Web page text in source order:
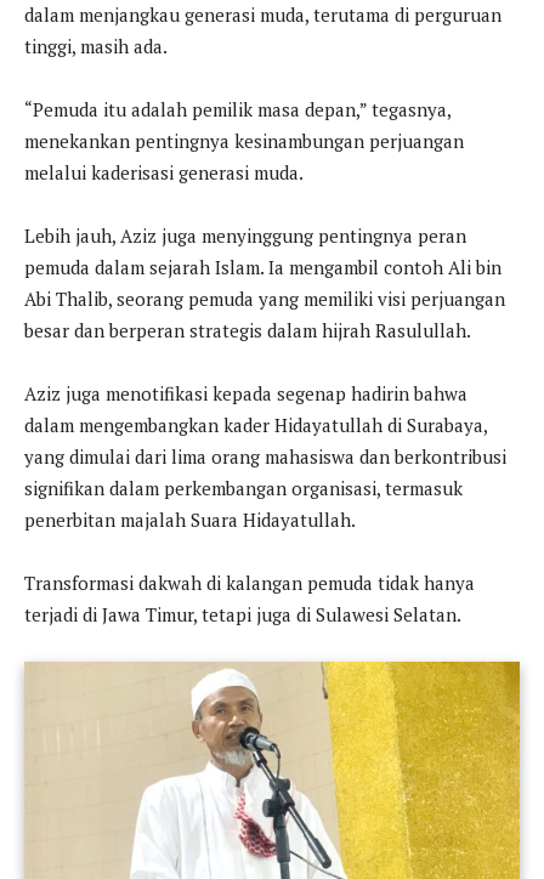
dalam menjangkau generasi muda, terutama di perguruan
tinggi, masih ada.
“Pemuda itu adalah pemilik masa depan,” tegasnya,
menekankan pentingnya kesinambungan perjuangan
melalui kaderisasi generasi muda.
Lebih jauh, Aziz juga menyinggung pentingnya peran
pemuda dalam sejarah Islam. Ia mengambil contoh Ali bin
Abi Thalib, seorang pemuda yang memiliki visi perjuangan
besar dan berperan strategis dalam hijrah Rasulullah.
Aziz juga menotifikasi kepada segenap hadirin bahwa
dalam mengembangkan kader Hidayatullah di Surabaya,
yang dimulai dari lima orang mahasiswa dan berkontribusi
signifikan dalam perkembangan organisasi, termasuk
penerbitan majalah Suara Hidayatullah.
Transformasi dakwah di kalangan pemuda tidak hanya
terjadi di Jawa Timur, tetapi juga di Sulawesi Selatan.